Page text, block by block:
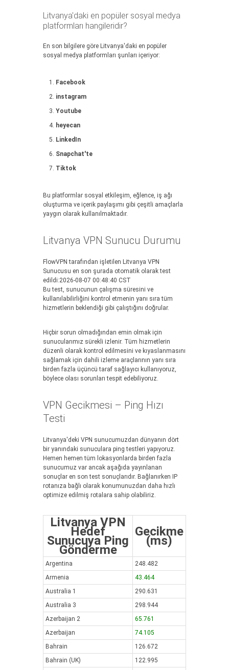
Litvanya'daki en popüler sosyal medya
platformları hangileridir?
En son bilgilere göre Litvanya'daki en popüler
sosyal medya platformları şunları içeriyor:
Facebook
instagram
Youtube
heyecan
LinkedIn
Snapchat'te
Tiktok
Bu platformlar sosyal etkileşim, eğlence, iş ağı
oluşturma ve içerik paylaşımı gibi çeşitli amaçlarla
yaygın olarak kullanılmaktadır.
Litvanya VPN Sunucu Durumu
FlowVPN tarafından işletilen Litvanya VPN
Sunucusu en son şurada otomatik olarak test
edildi:2026-08-07 00:48:40 CST
Bu test, sunucunun çalışma süresini ve
kullanılabilirliğini kontrol etmenin yanı sıra tüm
hizmetlerin beklendiği gibi çalıştığını doğrular.
Hiçbir sorun olmadığından emin olmak için
sunucularımız sürekli izlenir. Tüm hizmetlerin
düzenli olarak kontrol edilmesini ve kıyaslanmasını
sağlamak için dahili izleme araçlarının yanı sıra
birden fazla üçüncü taraf sağlayıcı kullanıyoruz,
böylece olası sorunları tespit edebiliyoruz.
VPN Gecikmesi – Ping Hızı
Testi
Litvanya'deki VPN sunucumuzdan dünyanın dört
bir yanındaki sunuculara ping testleri yapıyoruz.
Hemen hemen tüm lokasyonlarda birden fazla
sunucumuz var ancak aşağıda yayınlanan
sonuçlar en son test sonuçlarıdır. Bağlanırken IP
rotanıza bağlı olarak konumunuzdan daha hızlı
optimize edilmiş rotalara sahip olabiliriz.
Litvanya VPN
Hedef
Sunucuya Ping
Gönderme
Gecikme
(ms)
Argentina
248.482
Armenia
43.464
Australia 1
290.631
Australia 3
298.944
Azerbaijan 2
65.761
Azerbaijan
74.105
Bahrain
126.672
Bahrain (UK)
122.995